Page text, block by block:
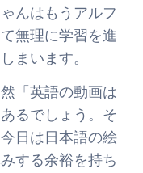
んはもうアルフ
無理に学習を進
まいます。
「英語の動画は
るでしょう。そ
日は日本語の絵
する余裕を持ち